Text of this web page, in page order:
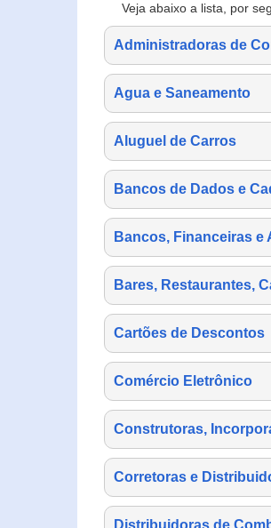
Veja abaixo a lista, por
Administradoras de
Agua e Saneamento
Aluguel de Carros
Bancos de Dados e
Bancos, Financeiras
Bares, Restaurantes,
Cartões de Descontos
Comércio Eletrônico
Construtoras,
Corretoras e
Distribuidoras de